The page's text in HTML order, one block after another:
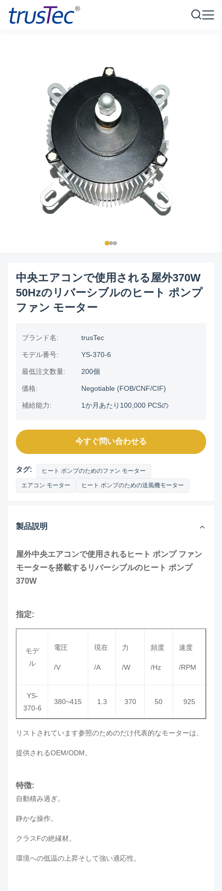
中央エアコンで使用される屋外370W
50Hzのリバーシブルのヒート ポンプ
ファン モーター
ブランド名: trusTec
モデル番号: YS-370-6
最低注文数量: 200個
価格: Negotiable (FOB/CNF/CIF)
補給能力: 1か月あたり100,000 PCSの
今すぐ問い合わせる
タグ: ヒート ポンプのためのファン モーター
エアコン モーター ヒート ポンプのための送風機モーター
製品説明
屋外中央エアコンで使用されるヒート ポンプ ファン
モーターを搭載するリバーシブルのヒート ポンプ
370W
指定:
モデ
ル
電圧
/V
現在
/A
力
/W
頻度
/Hz
速度
/RPM
YS-
370-6
380~415 1.3 370 50 925
リストされています参照のためのだけ代表的なモーターは、
提供されるOEM/ODM。
特徴:
自動積み過ぎ。
静かな操作。
クラスFの絶縁材。
環境への低温の上昇そして強い適応性。